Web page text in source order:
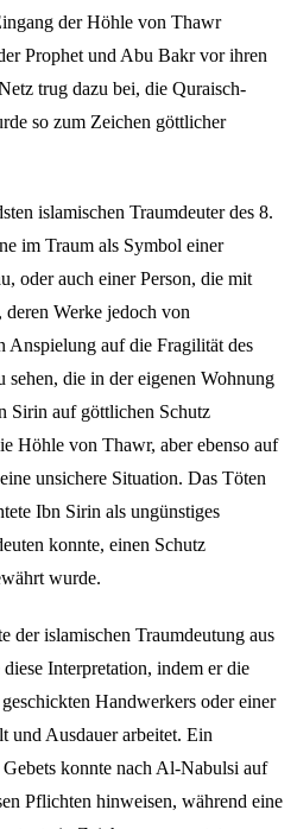
der Höhle von Thawr
Prophet und Abu Bakr vor ihren
trug dazu bei, die Quraisch-
so zum Zeichen göttlicher
islamischen Traumdeuter des 8.
im Traum als Symbol einer
oder auch einer Person, die mit
Werke jedoch von
auf die Fragilität des
sehen, die in der eigenen Wohnung
Sirin auf göttlichen Schutz
Höhle von Thawr, aber ebenso auf
unsichere Situation. Das Töten
Ibn Sirin als ungünstiges
konnte, einen Schutz
wurde.
der islamischen Traumdeutung aus
Interpretation, indem er die
Handwerkers oder einer
und Ausdauer arbeitet. Ein
konnte nach Al-Nabulsi auf
Pflichten hinweisen, während eine